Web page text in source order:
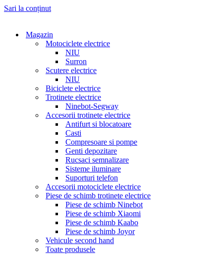
Sari la conținut
Magazin
Motociclete electrice
NIU
Surron
Scutere electrice
NIU
Biciclete electrice
Trotinete electrice
Ninebot-Segway
Accesorii trotinete electrice
Antifurt si blocatoare
Casti
Compresoare si pompe
Genti depozitare
Rucsaci semnalizare
Sisteme iluminare
Suporturi telefon
Accesorii motociclete electrice
Piese de schimb trotinete electrice
Piese de schimb Ninebot
Piese de schimb Xiaomi
Piese de schimb Kaabo
Piese de schimb Joyor
Vehicule second hand
Toate produsele